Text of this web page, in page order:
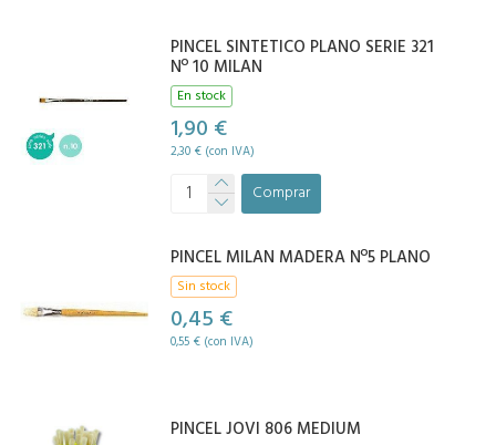
PINCEL SINTETICO PLANO SERIE 321
Nº 10 MILAN
En stock
1,90 €
2,30 € (con IVA)
Comprar
PINCEL MILAN MADERA Nº5 PLANO
Sin stock
0,45 €
0,55 € (con IVA)
PINCEL JOVI 806 MEDIUM